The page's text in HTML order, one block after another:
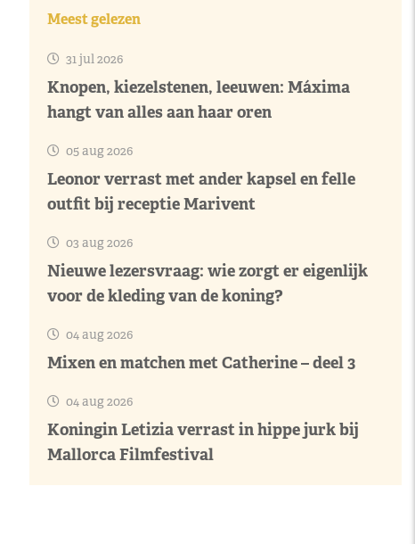
Meest gelezen
31 jul 2026
Knopen, kiezelstenen, leeuwen: Máxima
hangt van alles aan haar oren
05 aug 2026
Leonor verrast met ander kapsel en felle
outfit bij receptie Marivent
03 aug 2026
Nieuwe lezersvraag: wie zorgt er eigenlijk
voor de kleding van de koning?
04 aug 2026
Mixen en matchen met Catherine – deel 3
04 aug 2026
Koningin Letizia verrast in hippe jurk bij
Mallorca Filmfestival